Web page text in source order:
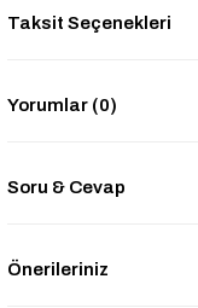
Taksit Seçenekleri
Yorumlar (0)
Soru & Cevap
Önerileriniz